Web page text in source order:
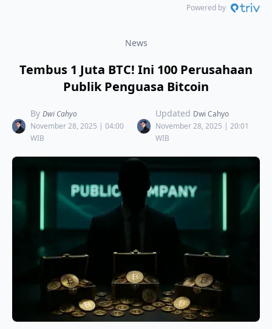
Powered by
News
​Tembus 1 Juta BTC! Ini 100 Perusahaan
Publik Penguasa Bitcoin
By Dwi Cahyo
November 28, 2025 | 04:00
WIB
Updated Dwi Cahyo
November 28, 2025 | 20:01
WIB